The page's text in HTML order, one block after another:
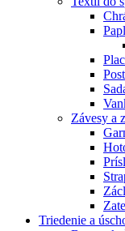
Závesy a
Triedenie a